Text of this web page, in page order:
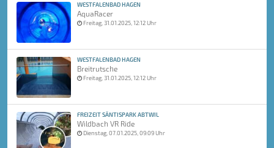
WESTFALENBAD HAGEN
AquaRacer
Freitag, 31.01.2025, 12:12 Uhr
WESTFALENBAD HAGEN
Breitrutsche
Freitag, 31.01.2025, 12:12 Uhr
FREIZEIT SÄNTISPARK ABTWIL
Wildbach VR Ride
Dienstag, 07.01.2025, 09:09 Uhr